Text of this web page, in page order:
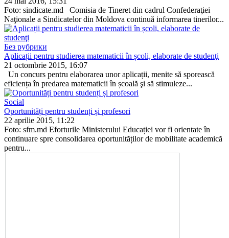
Foto: sindicate.md Comisia de Tineret din ca­drul Confederaţiei
Naţionale a Sindicatelor din Moldova continuă informarea tineri­lor...
Без рубрики
Aplicații pentru studierea matematicii în școli, elaborate de studenţi
21 octombrie 2015, 16:07
Un concurs pentru elabora­rea unor aplicații, menite să sporească
eficiența în pre­darea matematicii în școală şi să stimuleze...
Social
Oportunități pentru studenți și profesori
22 aprilie 2015, 11:22
Foto: sfm.md Eforturile Ministerului Educației vor fi orientate în
continuare spre consolidarea oportunităților de mobilitate academică
pen­tru...